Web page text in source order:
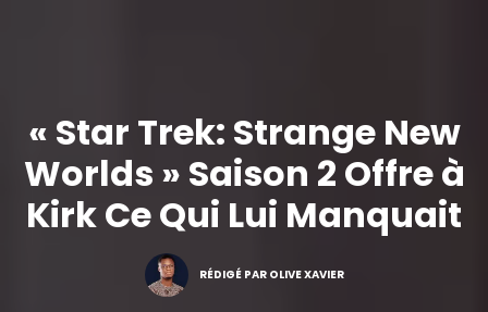
« Star Trek: Strange New
Worlds » Saison 2 Offre à
Kirk Ce Qui Lui Manquait
RÉDIGÉ PAR OLIVE XAVIER